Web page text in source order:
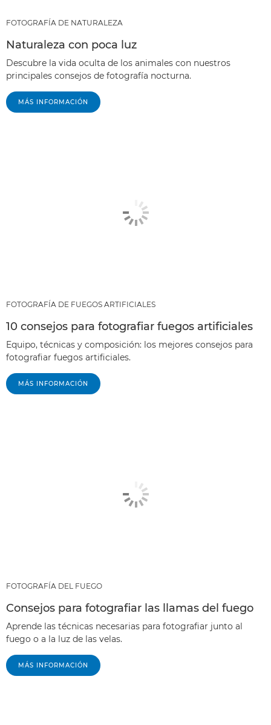
FOTOGRAFÍA DE NATURALEZA
Naturaleza con poca luz
Descubre la vida oculta de los animales con nuestros
principales consejos de fotografía nocturna.
MÁS INFORMACIÓN
FOTOGRAFÍA DE FUEGOS ARTIFICIALES
10 consejos para fotografiar fuegos artificiales
Equipo, técnicas y composición: los mejores consejos para
fotografiar fuegos artificiales.
MÁS INFORMACIÓN
FOTOGRAFÍA DEL FUEGO
Consejos para fotografiar las llamas del fuego
Aprende las técnicas necesarias para fotografiar junto al
fuego o a la luz de las velas.
MÁS INFORMACIÓN